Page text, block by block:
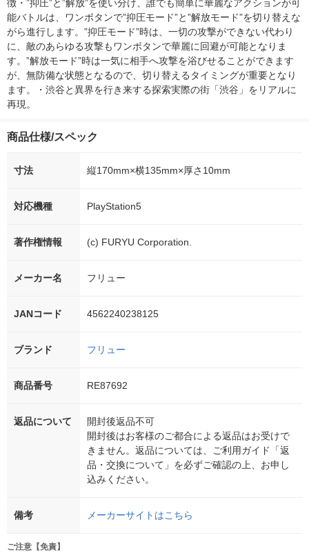
徴・”抑圧”と”解放”を使い分け、誰でも簡単に華麗なアクションが可
能バトルは、ワンボタンで”抑圧モード”と”解放モード”を切り替えな
がら進行します。”抑圧モード”時は、一切の攻撃ができない代わり
に、敵のあらゆる攻撃もワンボタンで華麗に回避が可能となりま
す。”解放モード”時は一気に相手へ攻撃を浴びせることができます
が、無防備な状態となるので、切り替えるタイミングが重要となり
ます。・渋谷と異界を行き来する探索実際の街「渋谷」をリアルに
再現。
商品仕様/スペック
寸法 縦170mm×横135mm×厚さ10mm
対応機種 PlayStation5
著作権情報 (c) FURYU Corporation.
メーカー名 フリュー
JANコード 4562240238125
ブランド フリュー
商品番号 RE87692
返品について
開封後返品不可
開封後はお客様のご都合による返品はお受けで
きません。返品については、ご利用ガイド「返
品・交換について」を必ずご確認の上、お申し
込みください。
備考 メーカーサイトはこちら
ご注意【免責】